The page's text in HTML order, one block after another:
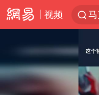
视频